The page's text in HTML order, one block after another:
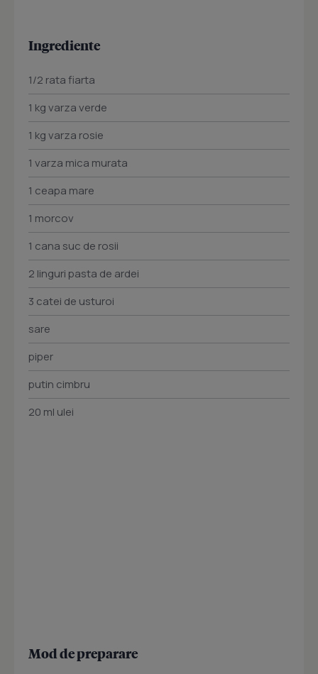
Ingrediente
1/2 rata fiarta
1 kg varza verde
1 kg varza rosie
1 varza mica murata
1 ceapa mare
1 morcov
1 cana suc de rosii
2 linguri pasta de ardei
3 catei de usturoi
sare
piper
putin cimbru
20 ml ulei
Mod de preparare